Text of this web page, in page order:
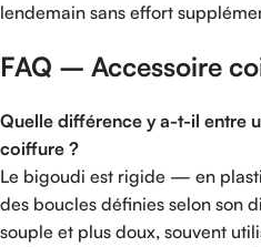
lendemain sans effort
FAQ – Accessoire
Quelle différence y a-t-il entre
coiffure ?
Le bigoudi est rigide — en
des boucles définies selon son
souple et plus doux, souvent